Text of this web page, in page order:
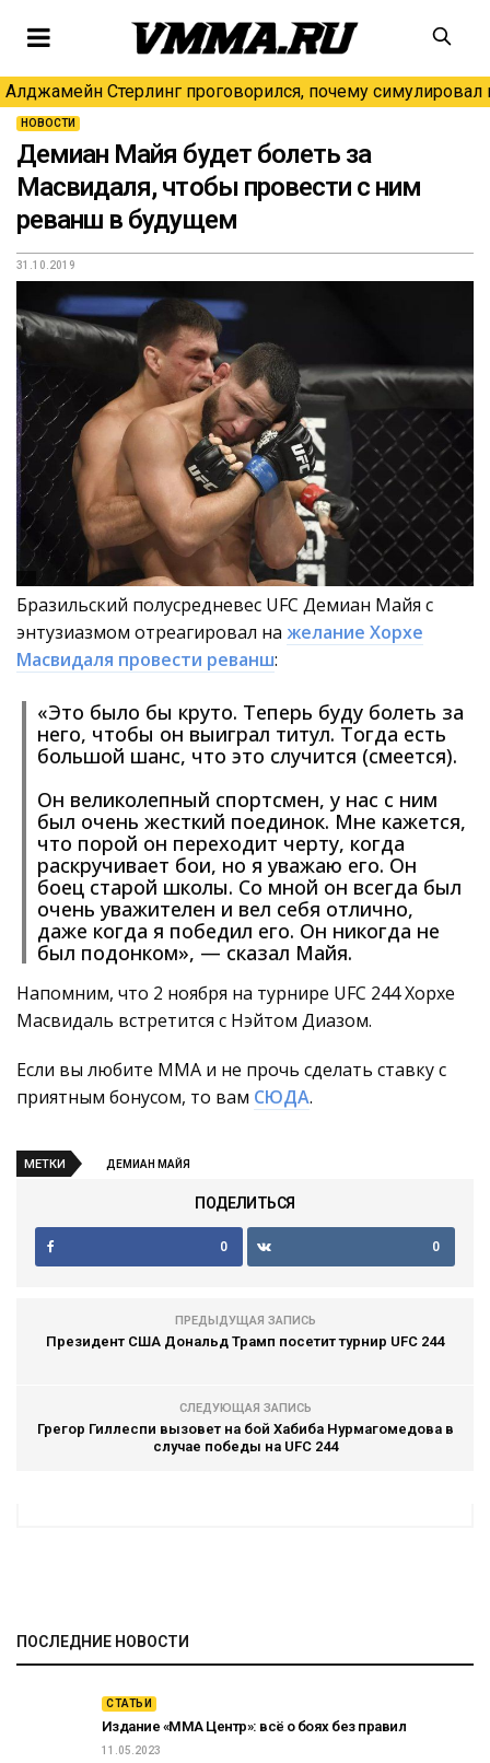
Алджамейн Стерлинг проговорился, почему симулировал
НОВОСТИ
Демиан Майя будет болеть за
Масвидаля, чтобы провести с ним
реванш в будущем
31.10.2019
Бразильский полусредневес UFC Демиан Майя с
энтузиазмом отреагировал на желание Хорхе
Масвидаля провести реванш:
«Это было бы круто. Теперь буду болеть за
него, чтобы он выиграл титул. Тогда есть
большой шанс, что это случится (смеется).
Он великолепный спортсмен, у нас с ним
был очень жесткий поединок. Мне кажется,
что порой он переходит черту, когда
раскручивает бои, но я уважаю его. Он
боец старой школы. Со мной он всегда был
очень уважителен и вел себя отлично,
даже когда я победил его. Он никогда не
был подонком», — сказал Майя.
Напомним, что 2 ноября на турнире UFC 244 Хорхе
Масвидаль встретится с Нэйтом Диазом.
Если вы любите ММА и не прочь сделать ставку с
приятным бонусом, то вам СЮДА.
МЕТКИ ДЕМИАН МАЙЯ
ПОДЕЛИТЬСЯ
0 0
ПРЕДЫДУЩАЯ ЗАПИСЬ
Президент США Дональд Трамп посетит турнир UFC 244
СЛЕДУЮЩАЯ ЗАПИСЬ
Грегор Гиллеспи вызовет на бой Хабиба Нурмагомедова в
случае победы на UFC 244
ПОСЛЕДНИЕ НОВОСТИ
СТАТЬИ
Издание «ММА Центр»: всё о боях без правил
11.05.2023